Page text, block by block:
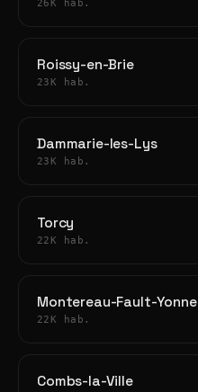
26K hab.
Roissy-en-Brie
23K hab.
Dammarie-les-Lys
23K hab.
Torcy
22K hab.
Montereau-Fault-Yonne
22K hab.
Combs-la-Ville